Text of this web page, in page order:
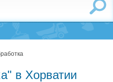
в Хорватии